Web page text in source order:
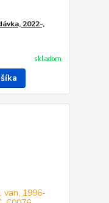
2022-,
skladom